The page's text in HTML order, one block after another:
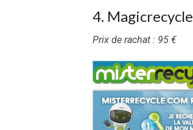
4. Magicrecycle
Prix de rachat : 95 €